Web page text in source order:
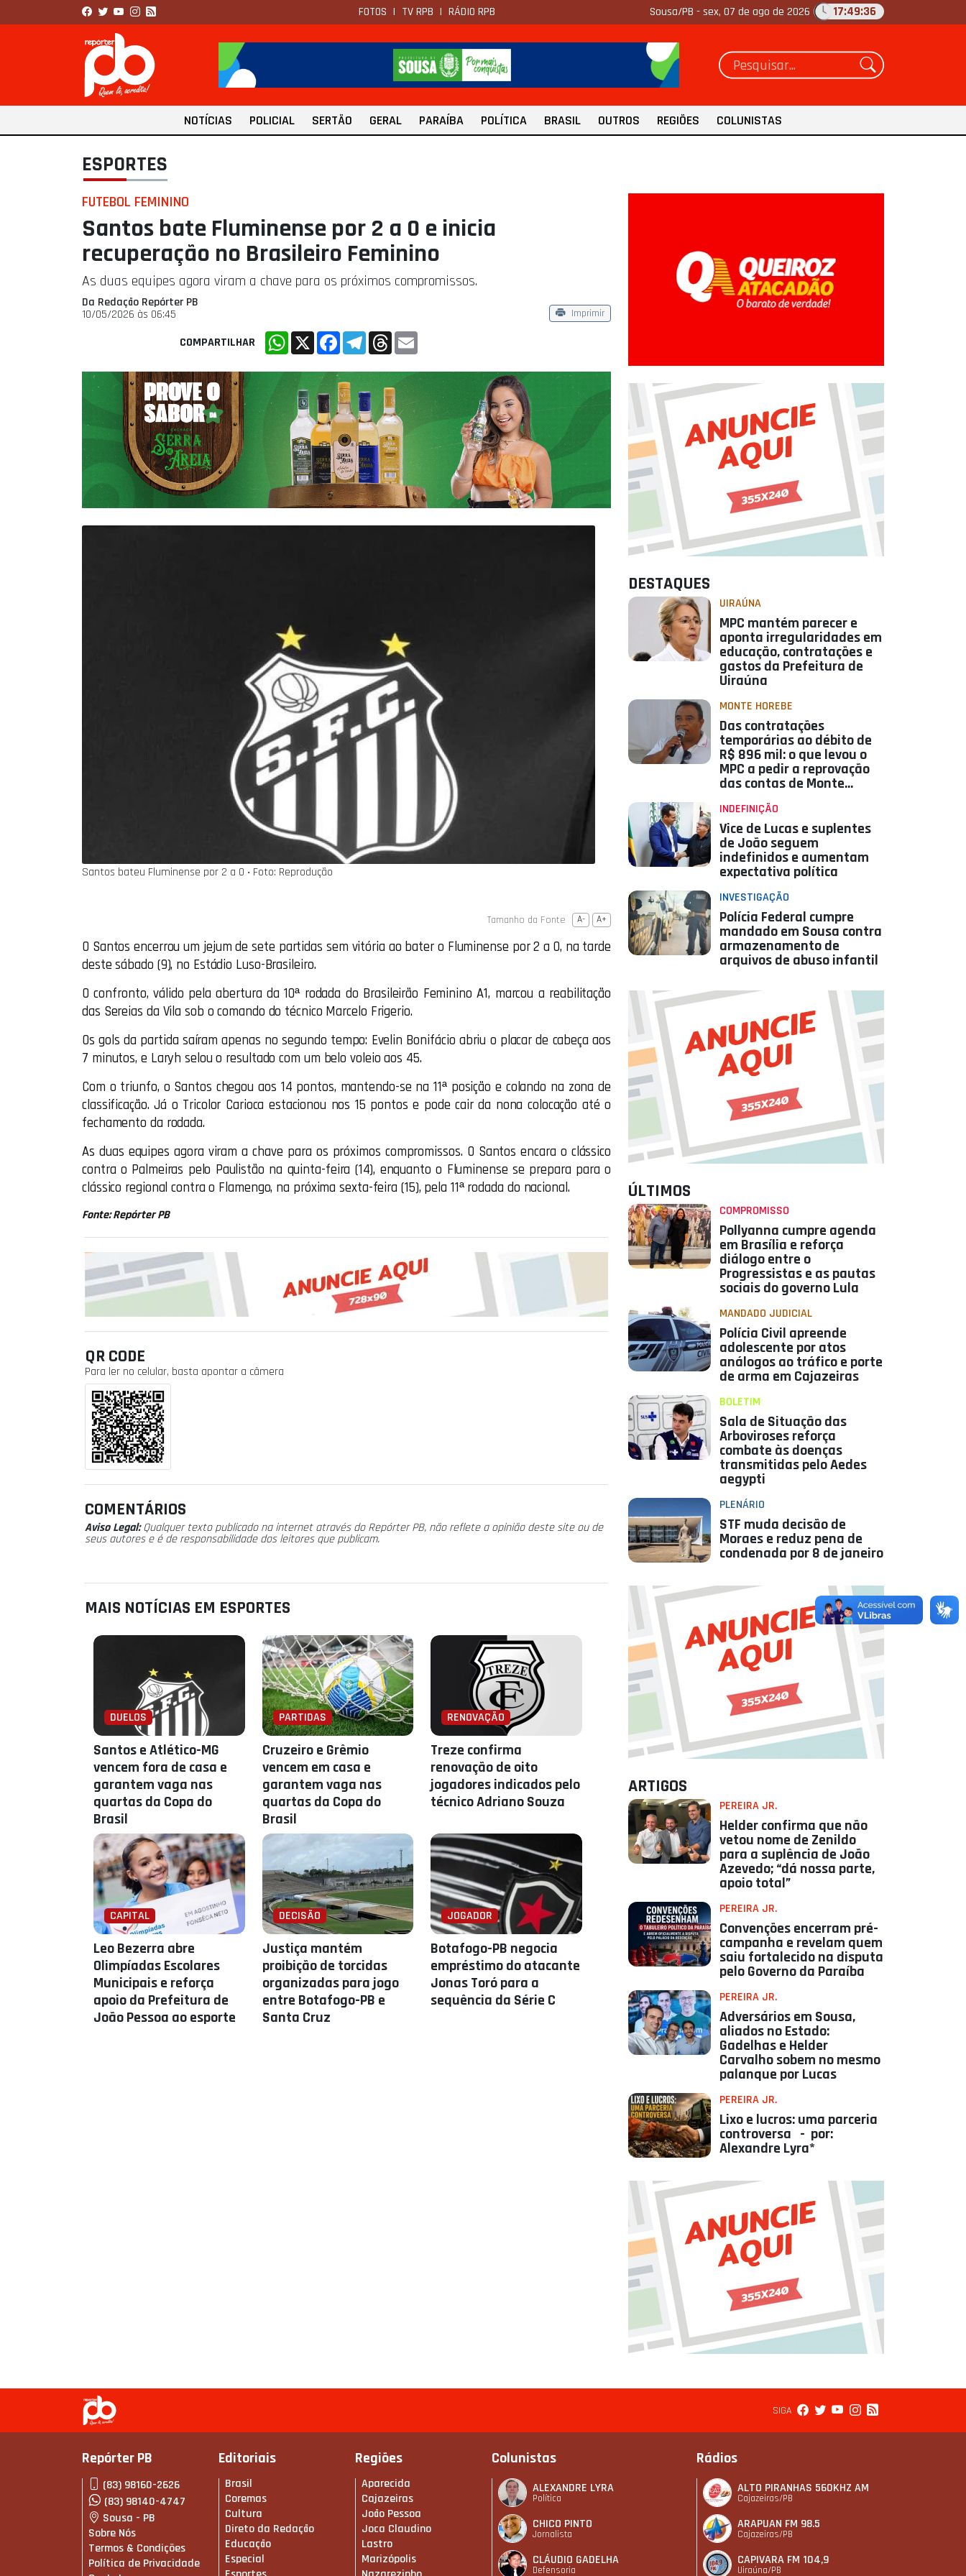
FOTOS | TV RPB | RÁDIO RPB Sousa/PB -sex, 07 de ago de 2026 17:49:37
NOTÍCIAS POLICIAL SERTÃO GERAL PARAÍBA POLÍTICA BRASIL OUTROS REGIÕES COLUNISTAS
ESPORTES
FUTEBOL FEMININO
Santos bate Fluminense por 2 a 0 e inicia
recuperação no Brasileiro Feminino
As duas equipes agora viram a chave para os próximos compromissos.
Da Redação Repórter PB
10/05/2026 às 06:45
Imprimir
COMPARTILHAR WhatsApp
X FacebookTelegramThreads
Santos bateu Fluminense por 2 a 0 ‧ Foto: Reprodução
Tamanho da Fonte A- A+
O Santos encerrou um jejum de sete partidas sem vitória ao bater o Fluminense por 2 a 0, na tarde
deste sábado (9), no Estádio Luso-Brasileiro.
O confronto, válido pela abertura da 10ª rodada do Brasileirão Feminino A1, marcou a reabilitação
das Sereias da Vila sob o comando do técnico Marcelo Frigerio.
Os gols da partida saíram apenas no segundo tempo: Evelin Bonifácio abriu o placar de cabeça aos
7 minutos, e Laryh selou o resultado com um belo voleio aos 45.
Com o triunfo, o Santos chegou aos 14 pontos, mantendo-se na 11ª posição e colando na zona de
classificação. Já o Tricolor Carioca estacionou nos 15 pontos e pode cair da nona colocação até o
fechamento da rodada.
As duas equipes agora viram a chave para os próximos compromissos. O Santos encara o clássico
contra o Palmeiras pelo Paulistão na quinta-feira (14), enquanto o Fluminense se prepara para o
clássico regional contra o Flamengo, na próxima sexta-feira (15), pela 11ª rodada do nacional.
Fonte: Repórter PB
QR CODE
Para ler no celular, basta apontar a câmera
COMENTÁRIOS
Aviso Legal:Qualquer texto publicado na internet através do Repórter PB, não reflete a opinião deste site ou de
seus autores e é de responsabilidade dos leitores que publicam.
MAIS NOTÍCIAS EM ESPORTES
DUELOS
Santos e Atlético-MG
vencem fora de casa e
garantem vaga nas
quartas da Copa do
Brasil
PARTIDAS
Cruzeiro e Grêmio
vencem em casa e
garantem vaga nas
quartas da Copa do
Brasil
RENOVAÇÃO
Treze confirma
renovação de oito
jogadores indicados pelo
técnico Adriano Souza
CAPITAL
Leo Bezerra abre
Olimpíadas Escolares
Municipais e reforça
apoio da Prefeitura de
João Pessoa ao esporte
DECISÃO
Justiça mantém
proibição de torcidas
organizadas para jogo
entre Botafogo-PB e
Santa Cruz
JOGADOR
Botafogo-PB negocia
empréstimo do atacante
Jonas Toró para a
sequência da Série C
DESTAQUES
UIRAÚNA
MPC mantém parecer e
aponta irregularidades em
educação, contratações e
gastos da Prefeitura de
Uiraúna
MONTE HOREBE
Das contratações
temporárias ao débito de
R$ 896 mil: o que levou o
MPC a pedir a reprovação
das contas de Monte
INDEFINIÇÃO
Vice de Lucas e suplentes
de João seguem
indefinidos e aumentam
expectativa política
INVESTIGAÇÃO
Polícia Federal cumpre
mandado em Sousa contra
armazenamento de
arquivos de abuso infantil
ÚLTIMOS
COMPROMISSO
Pollyanna cumpre agenda
em Brasília e reforça
diálogo entre o
Progressistas e as pautas
sociais do governo Lula
MANDADO JUDICIAL
Polícia Civil apreende
adolescente por atos
análogos ao tráfico e porte
de arma em Cajazeiras
BOLETIM
Sala de Situação das
Arboviroses reforça
combate às doenças
transmitidas pelo Aedes
aegypti
PLENÁRIO
STF muda decisão de
Moraes e reduz pena de
condenada por 8 de janeiro
ARTIGOS
PEREIRA JR.
Helder confirma que não
vetou nome de Zenildo
para a suplência de João
Azevedo; “dá nossa parte,
apoio total”
PEREIRA JR.
Convenções encerram pré-
campanha e revelam quem
saiu fortalecido na disputa
pelo Governo da Paraíba
PEREIRA JR.
Adversários em Sousa,
aliados no Estado:
Gadelhas e Helder
Carvalho sobem no mesmo
palanque por Lucas
PEREIRA JR.
Lixo e lucros: uma parceria
controversa - por:
Alexandre Lyra*
SIGA
Repórter PB
(83) 98160-2626
(83) 98140-4747
Sousa - PB
Sobre Nós
Termos & Condições
Política de Privacidade
Editoriais
Brasil
Coremas
Cultura
Direto da Redação
Educação
Especial
Regiões
Aparecida
Cajazeiras
João Pessoa
Joca Claudino
Lastro
Marizópolis
Colunistas
ALEXANDRE LYRA
Política
CHICO PINTO
Jornalista
CLÁUDIO GADELHA
Defensoria
Rádios
ALTO PIRANHAS 560KHZ AM
Cajazeiras/PB
ARAPUAN FM 98.5
Cajazeiras/PB
CAPIVARA FM 104,9
Uiraúna/PB